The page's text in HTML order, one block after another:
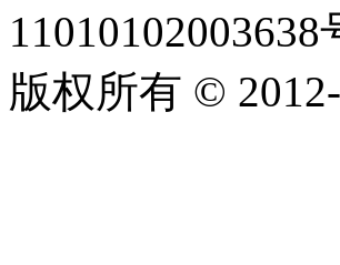
11010102003638
版权所有 ©